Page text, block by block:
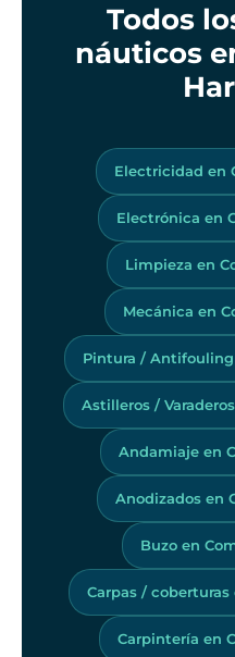
Todos
náuticos
Electricidad en
Electrónica en
Limpieza en
Mecánica en
Pintura /
Astilleros /
Andamiaje en
Anodizados en
Buzo en
Carpas /
Carpintería en